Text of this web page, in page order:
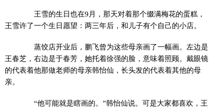
王雪的生日也在9月，那天对着那个缀满梅花的蛋糕，
王雪许了一个生日愿望：两三年后，和儿子有个自己的小店。
蒸饺店开业后，鹏飞曾为这些母亲画了一幅画。左边是
王春芝，右边是于春芳，她托着徐强的脸，意味着照顾。戴眼镜
的代表着他那做老师的母亲韩怡仙，长头发的代表着其他的母
亲。
“他可能就是瞎画的。”韩怡仙说。可是大家都喜欢，王